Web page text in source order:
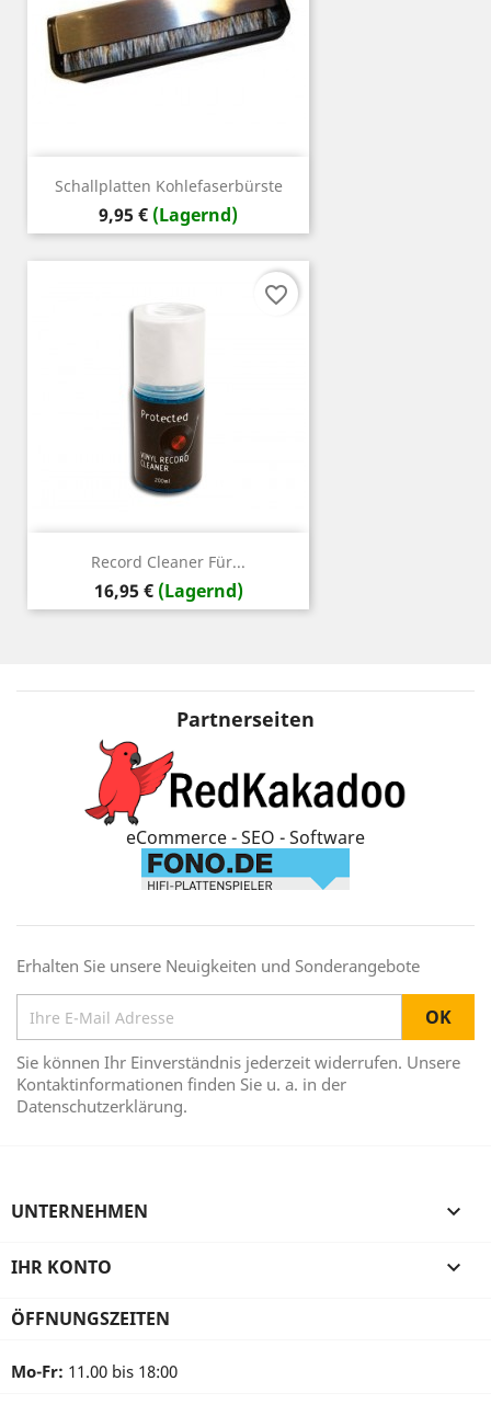
Schallplatten Kohlefaserbürste
Preis
9,95 € (Lagernd)
Record Cleaner Für...
Preis
16,95 € (Lagernd)
favorite_border
Partnerseiten
eCommerce - SEO - Software
Erhalten Sie unsere Neuigkeiten und Sonderangebote
Sie können Ihr Einverständnis jederzeit widerrufen. Unsere
Kontaktinformationen finden Sie u. a. in der
Datenschutzerklärung.
UNTERNEHMEN 
IHR KONTO 
ÖFFNUNGSZEITEN
Mo-Fr: 11.00 bis 18:00